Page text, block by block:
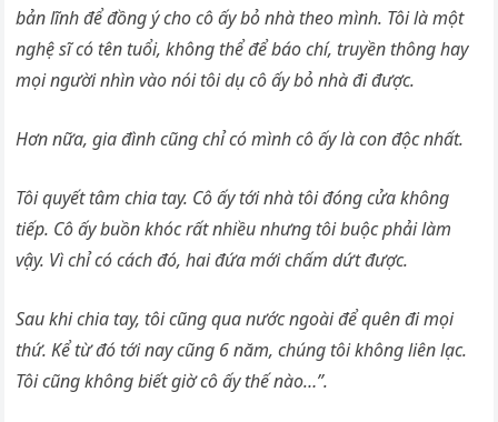
bản lĩnh để đồng ý cho cô ấy bỏ nhà theo mình. Tôi là một
nghệ sĩ có tên tuổi, không thể để báo chí, truyền thông hay
mọi người nhìn vào nói tôi dụ cô ấy bỏ nhà đi được.
Hơn nữa, gia đình cũng chỉ có mình cô ấy là con độc nhất.
Tôi quyết tâm chia tay. Cô ấy tới nhà tôi đóng cửa không
tiếp. Cô ấy buồn khóc rất nhiều nhưng tôi buộc phải làm
vậy. Vì chỉ có cách đó, hai đứa mới chấm dứt được.
Sau khi chia tay, tôi cũng qua nước ngoài để quên đi mọi
thứ. Kể từ đó tới nay cũng 6 năm, chúng tôi không liên lạc.
Tôi cũng không biết giờ cô ấy thế nào…”.